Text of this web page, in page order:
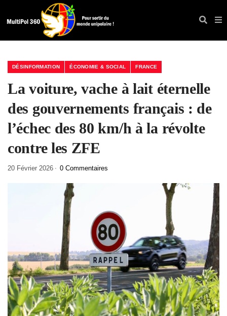
DÉSINFORMATION ÉCONOMIE & SOCIAL FRANCE
La voiture, vache à lait éternelle
des gouvernements français : de
l’échec des 80 km/h à la révolte
contre les ZFE
20 Février 2026 0 Commentaires